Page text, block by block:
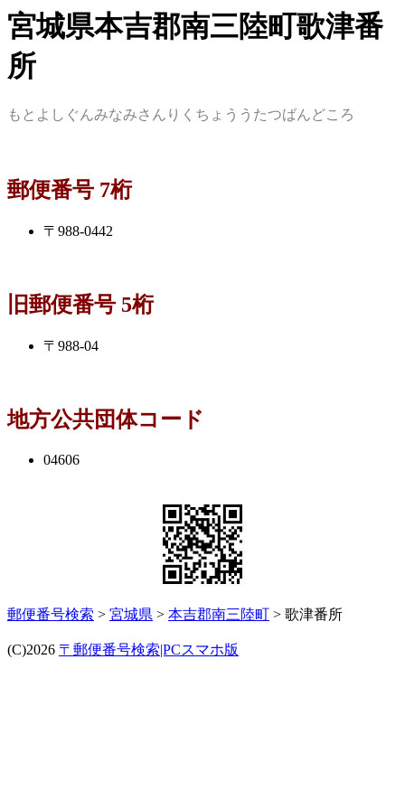
宮城県本吉郡南三陸町歌津番
所
もとよしぐんみなみさんりくちょううたつばんどころ
郵便番号 7桁
〒988-0442
旧郵便番号 5桁
〒988-04
地方公共団体コード
04606
郵便番号検索 > 宮城県 > 本吉郡南三陸町 > 歌津番所
(C)2026 〒郵便番号検索|PCスマホ版